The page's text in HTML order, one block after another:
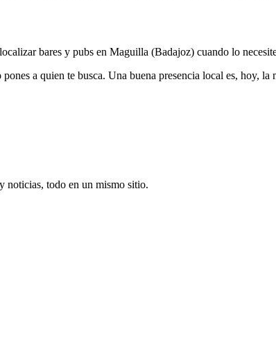
bares y pubs en Maguilla (Badajoz) cuando lo
a quien te busca. Una buena presencia local es, hoy, la
noticias, todo en un mismo sitio.